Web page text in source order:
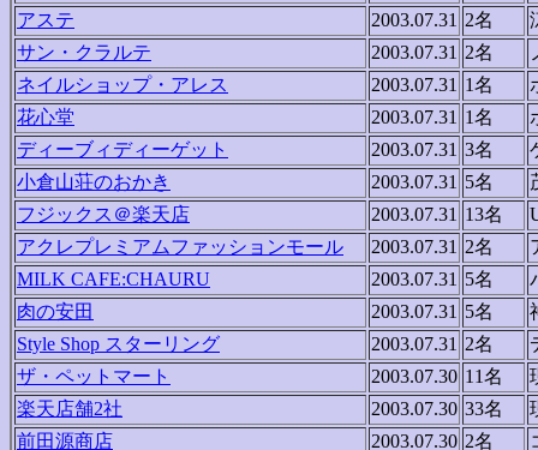
アステ
2003.07.31 2名
サン・クラルテ
2003.07.31 2名
ネイルショップ・アレス
2003.07.31 1名
花心堂
2003.07.31 1名
ディーブィディーゲット
2003.07.31 3名
小倉山荘のおかき
2003.07.31 5名
フジックス＠楽天店
2003.07.31 13名
アクレプレミアムファッションモール
2003.07.31 2名
MILK CAFE:CHAURU
2003.07.31 5名
肉の安田
2003.07.31 5名
Style Shop スターリング
2003.07.31 2名
ザ・ペットマート
2003.07.30 11名
楽天店舗2社
2003.07.30 33名
前田源商店
2003.07.30 2名